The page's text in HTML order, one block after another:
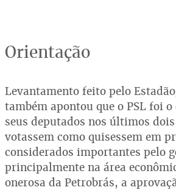
Orientação
Levantamento feito pelo
também apontou que o PSL foi
seus deputados nos últimos
votassem como quisessem em
considerados importantes pelo
principalmente na área
onerosa da Petrobrás, a